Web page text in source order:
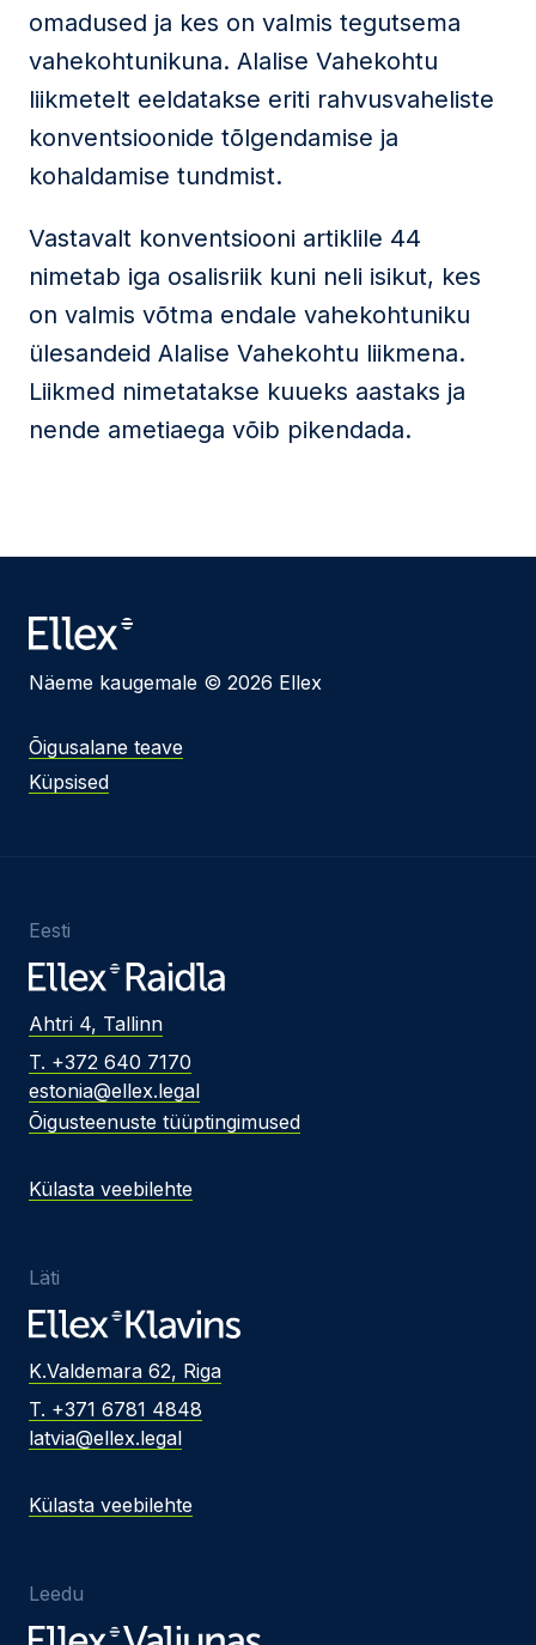
omadused ja kes on valmis tegutsema
vahekohtunikuna. Alalise Vahekohtu
liikmetelt eeldatakse eriti rahvusvaheliste
konventsioonide tõlgendamise ja
kohaldamise tundmist.
Vastavalt konventsiooni artiklile 44
nimetab iga osalisriik kuni neli isikut, kes
on valmis võtma endale vahekohtuniku
ülesandeid Alalise Vahekohtu liikmena.
Liikmed nimetatakse kuueks aastaks ja
nende ametiaega võib pikendada.
Näeme kaugemale © 2026 Ellex
Õigusalane teave
Küpsised
Eesti
Ahtri 4, Tallinn
T. +372 640 7170
estonia@ellex.legal
Õigusteenuste tüüptingimused
Külasta veebilehte
Läti
K.Valdemara 62, Riga
T. +371 6781 4848
latvia@ellex.legal
Külasta veebilehte
Leedu